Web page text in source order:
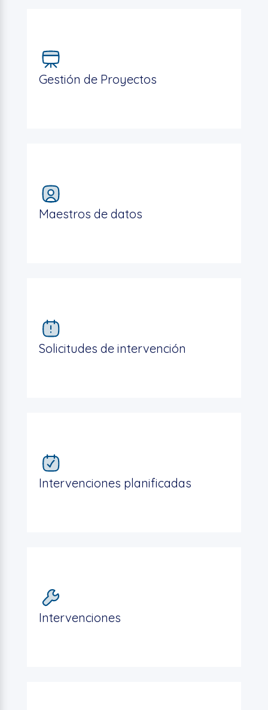
Gestión de Proyectos
Maestros de datos
Solicitudes de intervención
Intervenciones planificadas
Intervenciones